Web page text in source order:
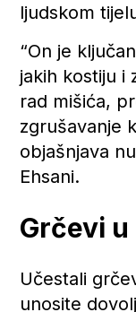
ljudskom
“On je
jakih kostiju i
rad mišića,
zgrušavanje
objašnjava
Ehsani.
Grčevi
Učestali
unosite